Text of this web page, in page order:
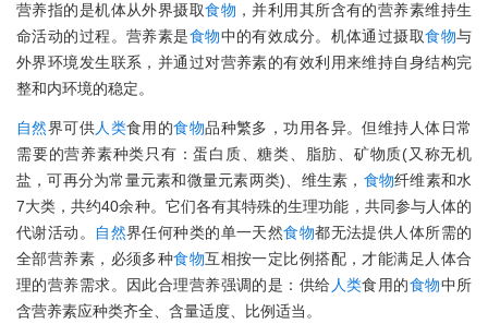
营养指的是机体从外界摄取食物 ，并利用其所含有的营养素维持生
命活动的过程。营养素是食物中的有效成分。机体通过摄取食物与
外界环境发生联系，并通过对营养素的有效利用来维持自身结构完
整和内环境的稳定。
自然界可供人类食用的食物品种繁多，功用各异。但维持人体日常
需要的营养素种类只有：蛋白质、糖类、脂肪、矿物质(又称无机
盐，可再分为常量元素和微量元素两类)、维生素， 食物纤维素和水
7大类，共约40余种。它们各有其特殊的生理功能，共同参与人体的
代谢活动。
自然界任何种类的单一天然食物都无法提供人体所需的
全部营养素，必须多种食物互相按一定比例搭配，才能满足人体合
理的营养需求。因此合理营养强调的是：供给 人类食用的食物中所
含营养素应种类齐全、含量适度、比例适当。